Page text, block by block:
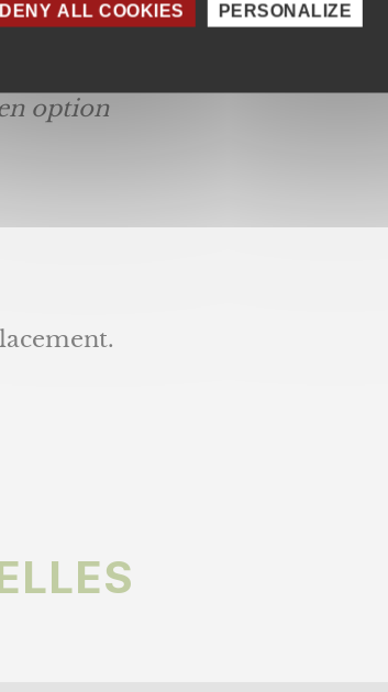
une occultation totale. Produit
option
DENY ALL COOKIES PERSONALIZE